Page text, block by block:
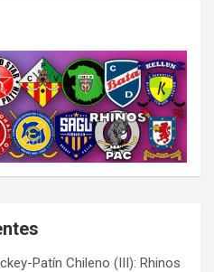
Patín Chileno (III): Rhinos